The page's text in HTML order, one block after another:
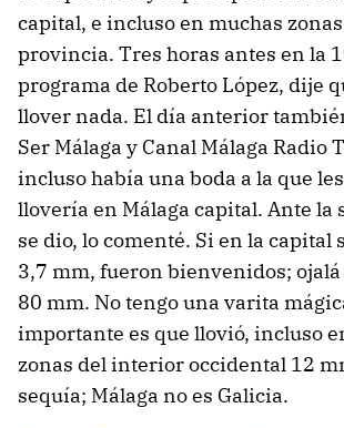
capital, e incluso en muchas
provincia. Tres horas antes en la
programa de Roberto López, dije
llover nada. El día anterior
Ser Málaga y Canal Málaga Radio
incluso había una boda a la que
llovería en Málaga capital. Ante la
se dio, lo comenté. Si en la capital
3,7 mm, fueron bienvenidos;
80 mm. No tengo una varita
importante es que llovió, incluso
zonas del interior occidental 12
sequía; Málaga no es Galicia.